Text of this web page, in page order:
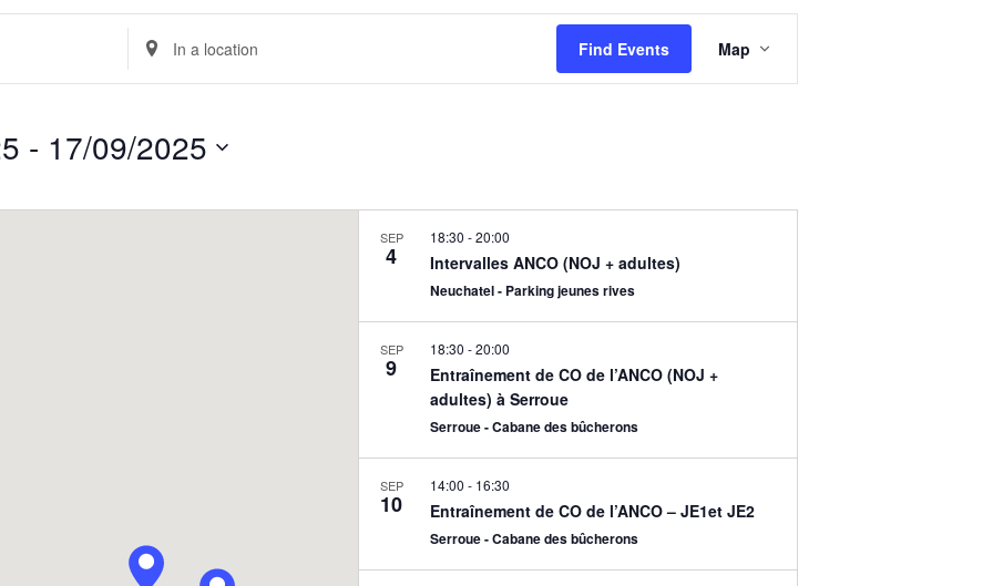
Enter
Location.
Search
Events
by
Find Events
Event
Views
Navigation
Map
- 17/09/2025
SEP
4
18:30-20:00
Intervalles ANCO (NOJ + adultes)
Neuchatel - Parking jeunes rives
SEP
9
18:30-20:00
Entraînement de CO de l’ANCO (NOJ +
adultes) à Serroue
Serroue - Cabane des bûcherons
SEP
10
14:00- 16:30
Entraînement de CO de l’ANCO – JE1et JE2
Serroue - Cabane des bûcherons